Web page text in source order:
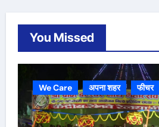
You Missed
We Care अपना शहर फीचर